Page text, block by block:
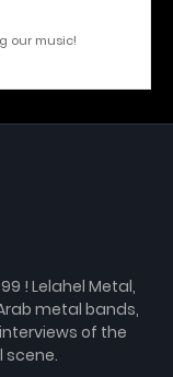
our music!
! Lelahel Metal,
metal bands,
of the
scene.